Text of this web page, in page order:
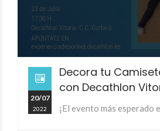
Decora tu
con Decathlon
¡El evento más esperado
20/07
2022